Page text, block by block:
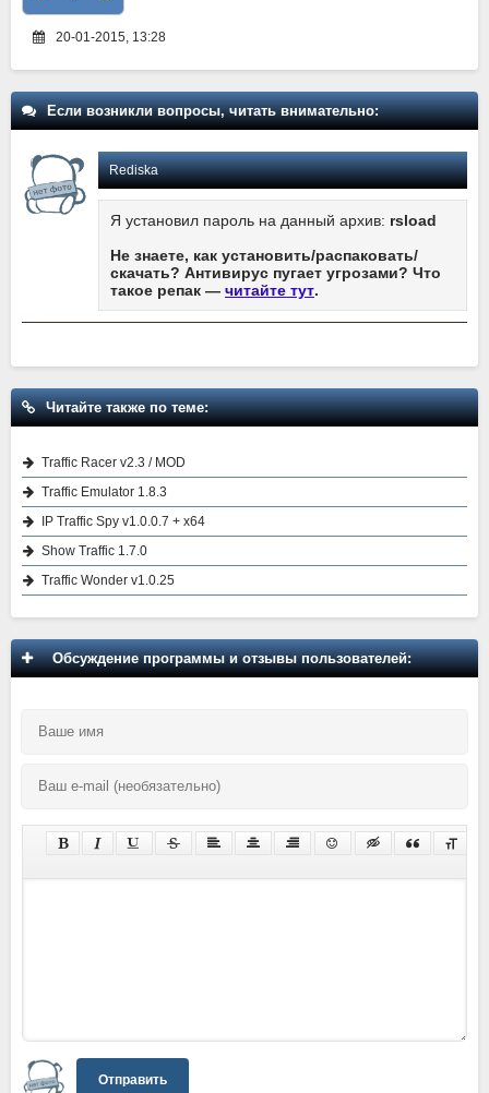
20-01-2015, 13:28
Если возникли вопросы, читать внимательно:
Rediska
Я установил пароль на данный архив: rsload
Не знаете, как установить/распаковать/
скачать? Антивирус пугает угрозами? Что
такое репак — читайте тут.
Читайте также по теме:
Traffic Racer v2.3 / MOD
Traffic Emulator 1.8.3
IP Traffic Spy v1.0.0.7 + x64
Show Traffic 1.7.0
Traffic Wonder v1.0.25
Обсуждение программы и отзывы пользователей:
Отправить